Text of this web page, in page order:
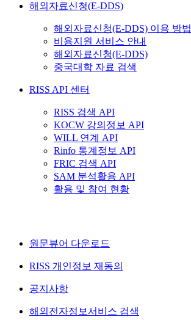
해외자료신청(E-DDS)
해외자료신청(E-DDS) 이용 방법
비용지원 서비스 안내
해외자료신청(E-DDS)
중국대학 자료 검색
RISS API 센터
RISS 검색 API
KOCW 강의정보 API
WILL 연계 API
Rinfo 통계정보 API
FRIC 검색 API
SAM 분석활용 API
활용 및 참여 현황
원문뷰어 다운로드
RISS 개인정보 재동의
공지사항
해외전자정보서비스 검색